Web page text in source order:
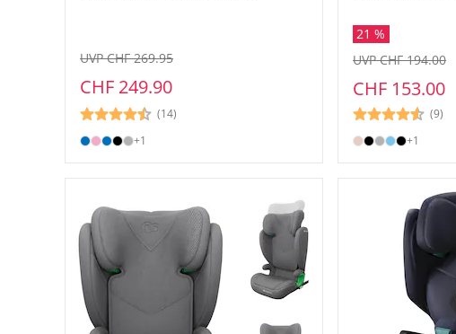
CHF 249.90
UVP CHF 269.95
(14)
+1
21 %
CHF 153.00
UVP CHF 194.00
(9)
+1